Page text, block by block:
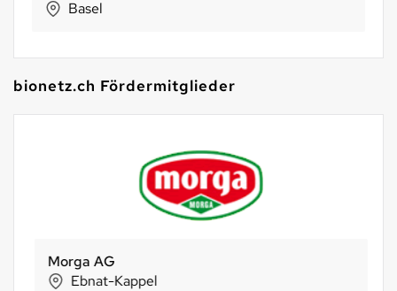
Basel
bionetz.ch Fördermitglieder
Morga AG
Ebnat-Kappel